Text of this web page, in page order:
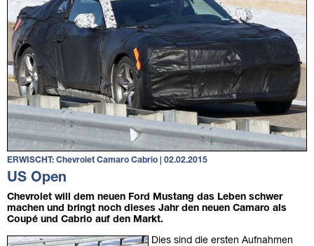
ERWISCHT: Chevrolet Camaro Cabrio | 02.02.2015
US Open
Chevrolet will dem neuen Ford Mustang das Leben schwer
machen und bringt noch dieses Jahr den neuen Camaro als
Coupé und Cabrio auf den Markt.
Dies sind die ersten Aufnahmen